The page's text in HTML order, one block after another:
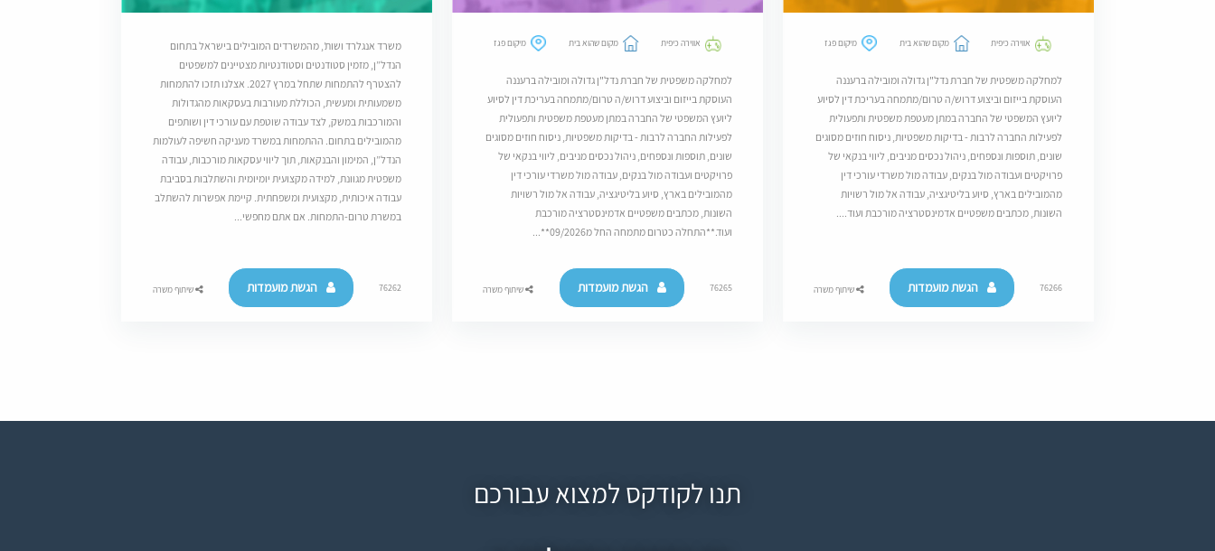
אווירה כיפית מקום שהוא בית מיקום פגז
למחלקה משפטית של חברת נדל"ן גדולה ומובילה ברעננה
העוסקת בייזום וביצוע דרוש/ה טרום/מתמחה בעריכת דין לסיוע
ליועץ המשפטי של החברה במתן מעטפת משפטית ותפעולית
לפעילות החברה לרבות - בדיקות משפטיות, ניסוח חוזים מסוגים
שונים, תוספות ונספחים, ניהול נכסים מניבים, ליווי בנקאי של
פרויקטים ועבודה מול בנקים, עבודה מול משרדי עורכי דין
מהמובילים בארץ, סיוע בליטיגציה, עבודה אל מול רשויות
השונות, מכתבים משפטיים אדמינסטרציה מורכבת ועוד....
76266 הגשת מועמדות שיתוף משרה
אווירה כיפית מקום שהוא בית מיקום פגז
למחלקה משפטית של חברת נדל"ן גדולה ומובילה ברעננה
העוסקת בייזום וביצוע דרוש/ה טרום/מתמחה בעריכת דין לסיוע
ליועץ המשפטי של החברה במתן מעטפת משפטית ותפעולית
לפעילות החברה לרבות - בדיקות משפטיות, ניסוח חוזים מסוגים
שונים, תוספות ונספחים, ניהול נכסים מניבים, ליווי בנקאי של
פרויקטים ועבודה מול בנקים, עבודה מול משרדי עורכי דין
מהמובילים בארץ, סיוע בליטיגציה, עבודה אל מול רשויות
השונות, מכתבים משפטיים אדמינסטרציה מורכבת
ועוד.**התחלה כטרום מתמחה החל מ09/2026**...
76265 הגשת מועמדות שיתוף משרה
משרד אנגלרד ושות’, מהמשרדים המובילים בישראל בתחום
הנדל”ן, מזמין סטודנטים וסטודנטיות מצטיינים למשפטים
להצטרף להתמחות שתחל במרץ 2027. אצלנו תזכו להתמחות
משמעותית ומעשית, הכוללת מעורבות בעסקאות מהגדולות
והמורכבות במשק, לצד עבודה שוטפת עם עורכי דין ושותפים
מהמובילים בתחום. ההתמחות במשרד מעניקה חשיפה לעולמות
הנדל”ן, המימון והבנקאות, תוך ליווי עסקאות מורכבות, עבודה
משפטית מגוונת, למידה מקצועית יומיומית והשתלבות בסביבת
עבודה איכותית, מקצועית ומשפחתית. קיימת אפשרות להשתלב
במשרת טרום-התמחות. אם אתם מחפשי...
76262 הגשת מועמדות שיתוף משרה
תנו לקודקס למצוא עבורכם